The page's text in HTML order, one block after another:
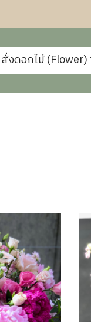
สั่งดอกไม้ (Flower)